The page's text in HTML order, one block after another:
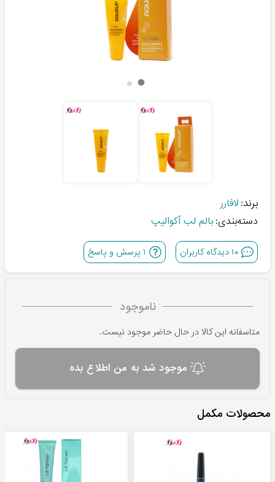
برند: لافارر
دسته‌بندی: بالم لب آکوالیپ
۱۰دیدگاه کاربران ۱ پرسش و پاسخ
ناموجود
متاسفانه این کالا در حال حاضر موجود نیست.
موجود شد به من اطلاع بده
محصولات مکمل